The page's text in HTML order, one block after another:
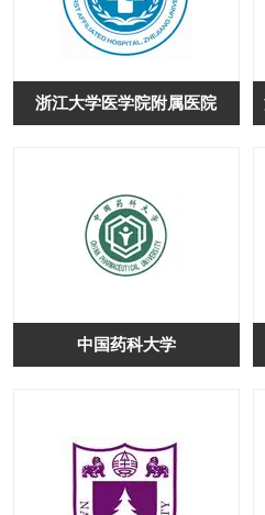
浙江大学医学院附属医院
中国药科大学